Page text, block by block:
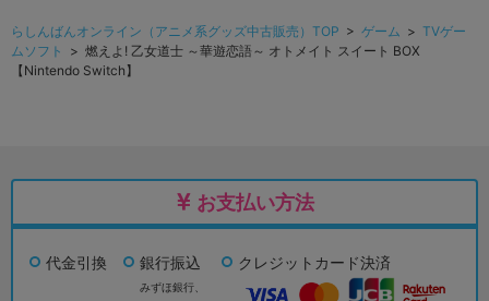
らしんばんオンライン（アニメ系グッズ中古販売）TOP > ゲーム > TVゲー
ムソフト
> 燃えよ! 乙女道士 ～華遊恋語～ オトメイト スイート BOX
【Nintendo Switch】
お支払い方法
代金引換 銀行振込
みずほ銀行、
クレジットカード決済